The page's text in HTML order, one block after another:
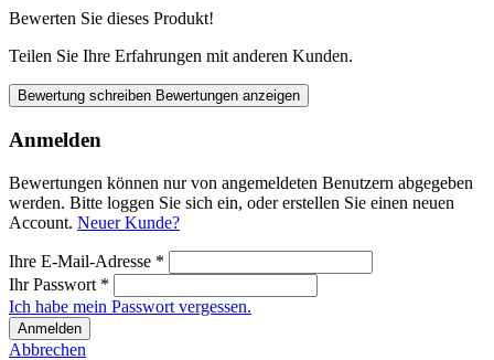
Bewerten Sie dieses Produkt!
Teilen Sie Ihre Erfahrungen mit anderen Kunden.
Bewertung schreiben Bewertungen anzeigen
Anmelden
Bewertungen können nur von angemeldeten Benutzern abgegeben
werden. Bitte loggen Sie sich ein, oder erstellen Sie einen neuen
Account. Neuer Kunde?
Ihre E-Mail-Adresse *
Ihr Passwort *
Ich habe mein Passwort vergessen.
Anmelden
Abbrechen